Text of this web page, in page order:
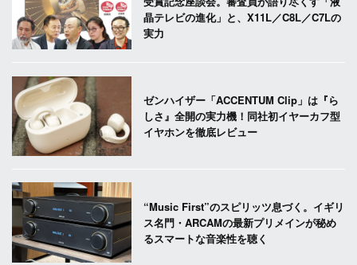
晶テレビの進化」と、X11L／C8L／C7Lの
実力
ゼンハイザー「ACCENTUM Clip」は『ら
しさ』全開の実力機！同社初イヤーカフ型
イヤホンを徹底レビュー
“Music First”のスピリッツ息づく。イギリ
ス名門・ARCAMの最新プリメインが秘め
るスマートな音楽性を聴く